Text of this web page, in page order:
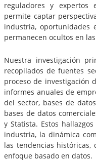
reguladores y
permite captar
industria, oportunidades
permanecen ocultos en
Nuestra investigación
recopilados de fuentes
proceso de investigación
informes anuales de
del sector, bases de
bases de datos
y Statista. Estos
industria, la dinámica
las tendencias
enfoque basado en datos.